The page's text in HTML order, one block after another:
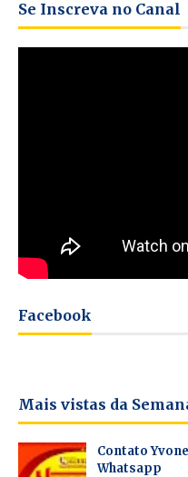
Se Inscreva no Canal
Facebook
Mais vistas da
Contato
Whatsapp